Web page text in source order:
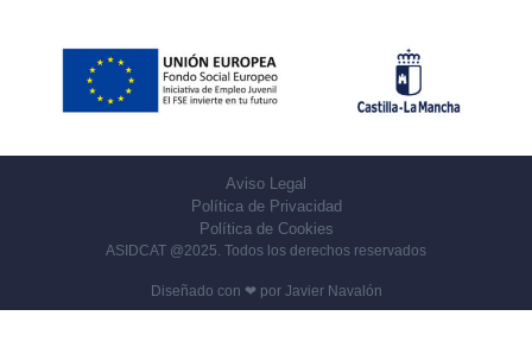
Aviso Legal
Política de Privacidad
Política de Cookies
ASIDCAT @2025. Todos los derechos reservados
Diseñado con ❤ por Javier Navalón